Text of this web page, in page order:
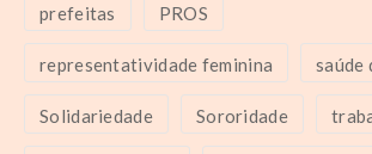
prefeitas PROS
representatividade feminina saúde
Solidariedade Sororidade